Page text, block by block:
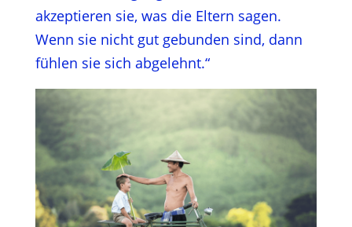
akzeptieren sie, was die Eltern sagen.
Wenn sie nicht gut gebunden sind, dann
fühlen sie sich abgelehnt.“